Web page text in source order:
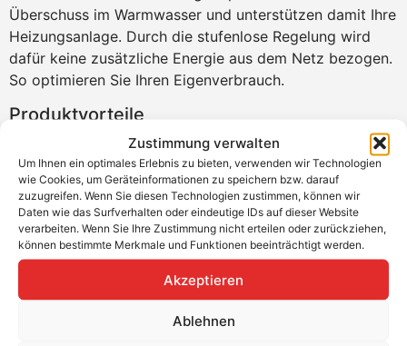
Zustimmung verwalten
Um Ihnen ein optimales Erlebnis zu bieten, verwenden wir Technologien
wie Cookies, um Geräteinformationen zu speichern bzw. darauf
zuzugreifen. Wenn Sie diesen Technologien zustimmen, können wir
Daten wie das Surfverhalten oder eindeutige IDs auf dieser Website
verarbeiten. Wenn Sie Ihre Zustimmung nicht erteilen oder zurückziehen,
können bestimmte Merkmale und Funktionen beeinträchtigt werden.
Akzeptieren
Ablehnen
Überschuss im Warmwasser und unterstützen damit Ihre
Heizungsanlage. Durch die stufenlose Regelung wird
dafür keine zusätzliche Energie aus dem Netz bezogen.
So optimieren Sie Ihren Eigenverbrauch.
Produktvorteile
Neue softwaremäßig implementierte Echtzeituhr
für zeitliche Zwangsfreigabe für den Heizstab
Mit dem Relais kann jetzt auch ein zweiter
Heizstab angesteuert werden
SD Kartenspeicher zum Auslesen der
gespeicherten Daten
Produkteigenschaften SMARTFOX PRO 2
light Steuereinheit inkl. 3x80A